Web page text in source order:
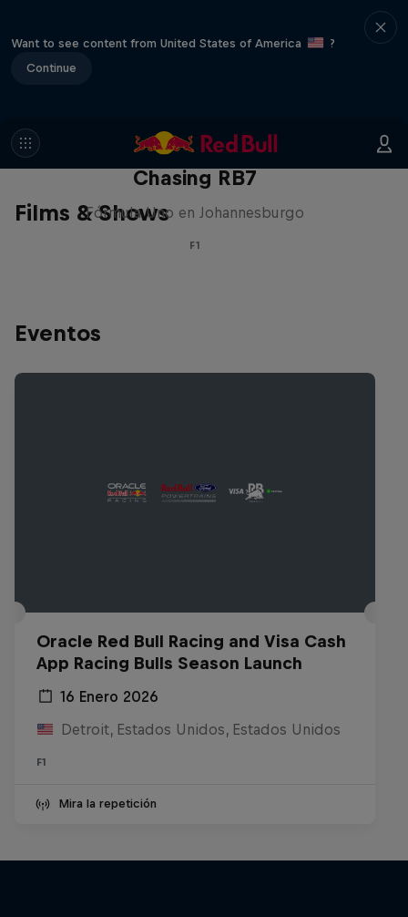
Want to see content from United States of America
?
Continue
Films & Shows
Chasing RB7
Fórmula Uno en Johannesburgo
F1
Eventos
Oracle Red Bull Racing and Visa Cash
App Racing Bulls Season Launch
16 Enero 2026
Detroit, Estados Unidos, Estados Unidos
F1
Mira la repetición